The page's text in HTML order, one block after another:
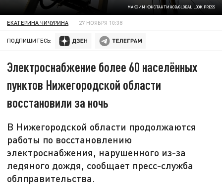
МАКСИМ КОНСТАНТИНОВ/GLOBAL LOOK PRESS
ЕКАТЕРИНА ЧИЧУРИНА 27 НОЯБРЯ 10:38
ПОДПИШИТЕСЬ:
Электроснабжение более 60 населённых
пунктов Нижегородской области
восстановили за ночь
В Нижегородской области продолжаются
работы по восстановлению
электроснабжения, нарушенного из-за
ледяного дождя, сообщает пресс-служба
облправительства.